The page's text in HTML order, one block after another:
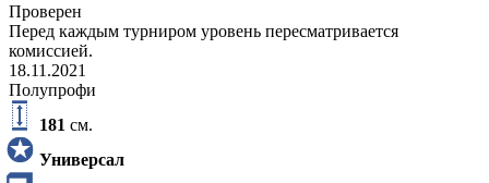
Проверен
Перед каждым турниром уровень пересматривается
комиссией.
18.11.2021
Полупрофи
181 см.
Универсал